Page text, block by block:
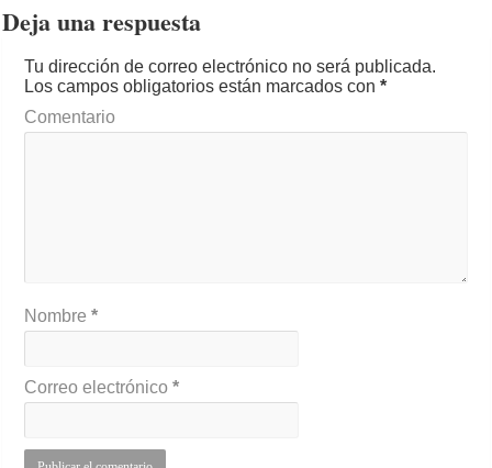
Deja una respuesta
Tu dirección de correo electrónico no será publicada.
Los campos obligatorios están marcados con*
Comentario
Nombre*
Correo electrónico*